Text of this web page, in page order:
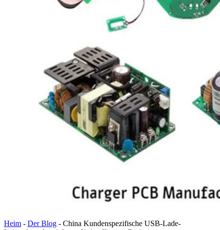
Heim - Der Blog - China Kundenspezifische USB-Lade-